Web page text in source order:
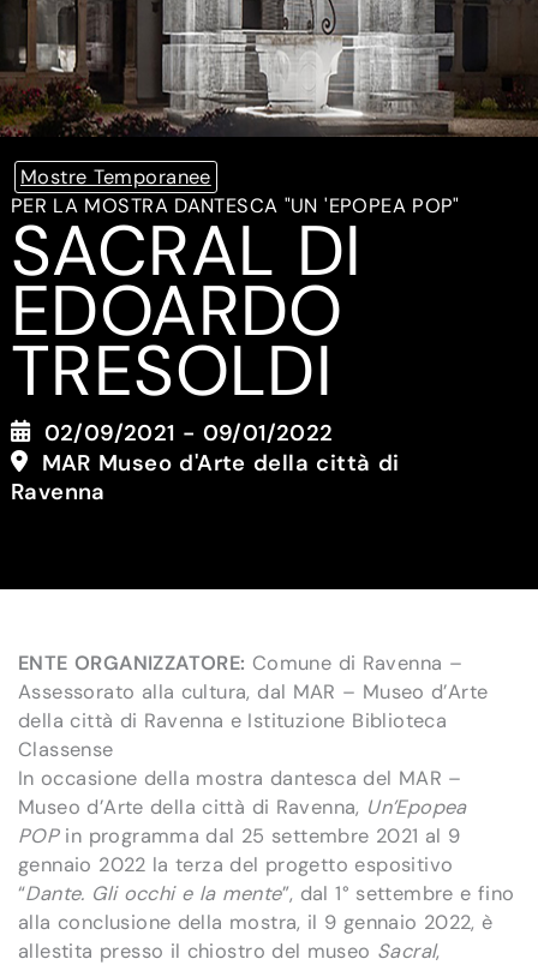
Mostre Temporanee
PER LA MOSTRA DANTESCA "UN 'EPOPEA POP"
SACRAL DI
EDOARDO
TRESOLDI
02/09/2021 - 09/01/2022
MAR Museo d'Arte della città di
Ravenna
ENTE ORGANIZZATORE: Comune di Ravenna –
Assessorato alla cultura, dal MAR – Museo d’Arte
della città di Ravenna e Istituzione Biblioteca
Classense
In occasione della mostra dantesca del MAR –
Museo d’Arte della città di Ravenna, Un’Epopea
POP in programma dal 25 settembre 2021 al 9
gennaio 2022 la terza del progetto espositivo
“Dante. Gli occhi e la mente”, dal 1° settembre e fino
alla conclusione della mostra, il 9 gennaio 2022, è
allestita presso il chiostro del museo Sacral,